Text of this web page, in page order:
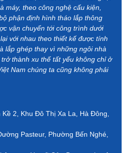
máy, theo công nghệ cấu kiện,
phận định hình tháo lắp thông
vận chuyển tới công trình dưới
với nhau theo thiết kế được tính
lắp ghép thay vì những ngôi nhà
thành xu thế tất yếu không chỉ ở
Nam chúng ta cũng không phải
Kề 2, Khu Đô Thị Xa La, Hà Đông,
Pasteur, Phường Bến Nghé,